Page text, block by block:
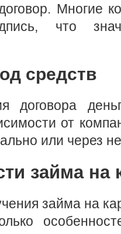
Многие
что
средств
договора
от
или через
займа на
займа на